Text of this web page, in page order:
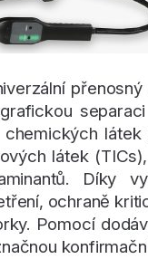
látek
Díky
ochraně
Pomocí